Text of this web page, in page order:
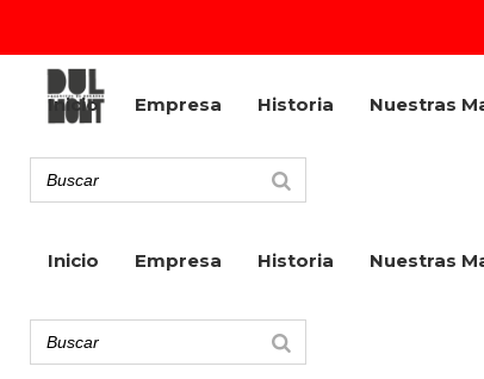
Inicio Empresa Historia Nuestras
Inicio Empresa Historia Nuestras